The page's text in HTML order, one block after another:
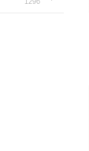
1296